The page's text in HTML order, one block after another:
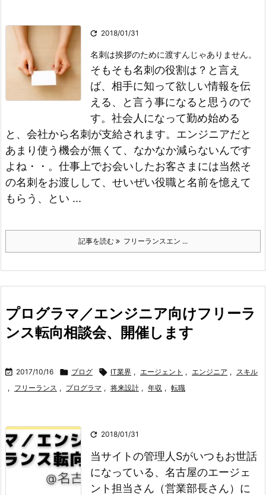
 2018/01/31
名刺は挨拶のために渡すんじゃありません。
そもそも名刺の役割は？と言え
ば、相手に知って欲しい情報を伝
える、と言う事になると思うので
す。 社会人になって勤め始める
と、会社から名刺が支給されます。 エンジニアだと
あまり使う機会が無くて、なかなか減らないんです
よね・・。 仕事上でお会いしたお客さまには当然そ
の名刺をお渡しして、せいぜい役職と名前を憶えて
もらう、とい ...
記事を読む フリーランスエン ...
プログラマ／エンジニア向けフリーラ
ンス転向相談会、開催します
 2017/10/16  ブログ  IT業界 , エージェント , エンジニア , スキル
, フリーランス , プログラマ , 将来設計 , 年収 , 転職
 2018/01/31
当サイトの管理人Sがいつもお世話
になっている、名古屋のエージェ
ント担当さん（営業部長さん）に